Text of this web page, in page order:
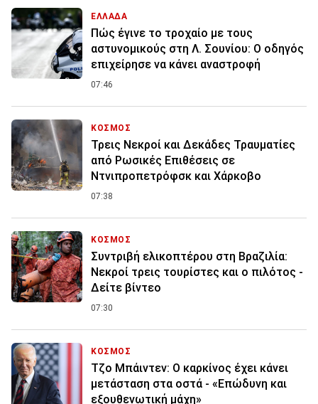
ΕΛΛΑΔΑ
Πώς έγινε το τροχαίο με τους
αστυνομικούς στη Λ. Σουνίου: Ο οδηγός
επιχείρησε να κάνει αναστροφή
07:46
ΚΟΣΜΟΣ
Τρεις Νεκροί και Δεκάδες Τραυματίες
από Ρωσικές Επιθέσεις σε
Ντνιπροπετρόφσκ και Χάρκοβο
07:38
ΚΟΣΜΟΣ
Συντριβή ελικοπτέρου στη Βραζιλία:
Νεκροί τρεις τουρίστες και ο πιλότος -
Δείτε βίντεο
07:30
ΚΟΣΜΟΣ
Τζο Μπάιντεν: Ο καρκίνος έχει κάνει
μετάσταση στα οστά - «Επώδυνη και
εξουθενωτική μάχη»